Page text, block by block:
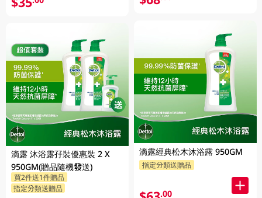
滴露 沐浴露孖裝優惠裝 2 X
950GM(贈品隨機發送)
買2件送1件贈品
指定分類送贈品
滴露經典松木沐浴露 950GM
指定分類送贈品
.00